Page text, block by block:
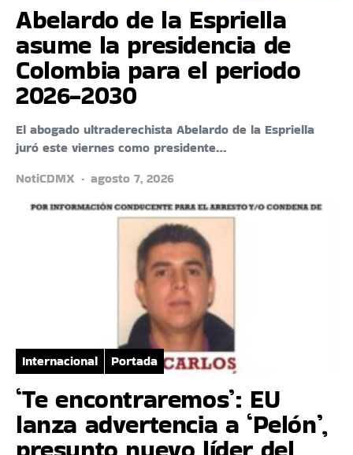
Abelardo de la Espriella
asume la presidencia de
Colombia para el periodo
2026-2030
El abogado ultraderechista Abelardo de la Espriella
juró este viernes como presidente…
NotiCDMX
agosto 7, 2026
Internacional Portada
‘Te encontraremos’: EU
lanza advertencia a ‘Pelón’,